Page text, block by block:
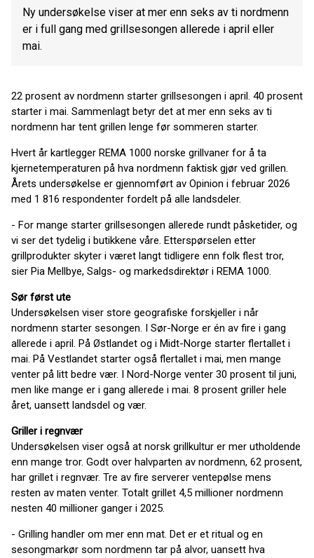
Ny undersøkelse viser at mer enn seks av ti nordmenn
er i full gang med grillsesongen allerede i april eller
mai.
22 prosent av nordmenn starter grillsesongen i april. 40 prosent
starter i mai. Sammenlagt betyr det at mer enn seks av ti
nordmenn har tent grillen lenge før sommeren starter.
Hvert år kartlegger REMA 1000 norske grillvaner for å ta
kjernetemperaturen på hva nordmenn faktisk gjør ved grillen.
Årets undersøkelse er gjennomført av Opinion i februar 2026
med 1 816 respondenter fordelt på alle landsdeler.
- For mange starter grillsesongen allerede rundt påsketider, og
vi ser det tydelig i butikkene våre. Etterspørselen etter
grillprodukter skyter i været langt tidligere enn folk flest tror,
sier Pia Mellbye, Salgs- og markedsdirektør i REMA 1000.
Sør først ute
Undersøkelsen viser store geografiske forskjeller i når
nordmenn starter sesongen. I Sør-Norge er én av fire i gang
allerede i april. På Østlandet og i Midt-Norge starter flertallet i
mai. På Vestlandet starter også flertallet i mai, men mange
venter på litt bedre vær. I Nord-Norge venter 30 prosent til juni,
men like mange er i gang allerede i mai. 8 prosent griller hele
året, uansett landsdel og vær.
Griller i regnvær
Undersøkelsen viser også at norsk grillkultur er mer utholdende
enn mange tror. Godt over halvparten av nordmenn, 62 prosent,
har grillet i regnvær. Tre av fire serverer ventepølse mens
resten av maten venter. Totalt grillet 4,5 millioner nordmenn
nesten 40 millioner ganger i 2025.
- Grilling handler om mer enn mat. Det er et ritual og en
sesongmarkør som nordmenn tar på alvor, uansett hva